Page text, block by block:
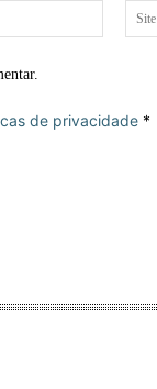
mail:*
de privacidade *